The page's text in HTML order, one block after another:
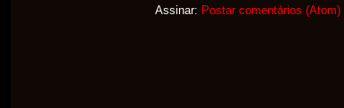
Assinar: Postar comentários (Atom)